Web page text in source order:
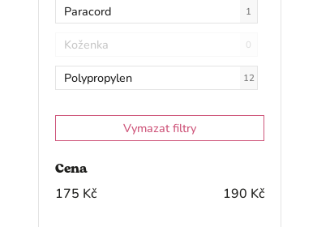
Cena
175 Kč 190 Kč
hnědá 2
stříbrná 1
Béžová 1
Paracord 1
Koženka 0
Polypropylen 12
Vymazat filtry